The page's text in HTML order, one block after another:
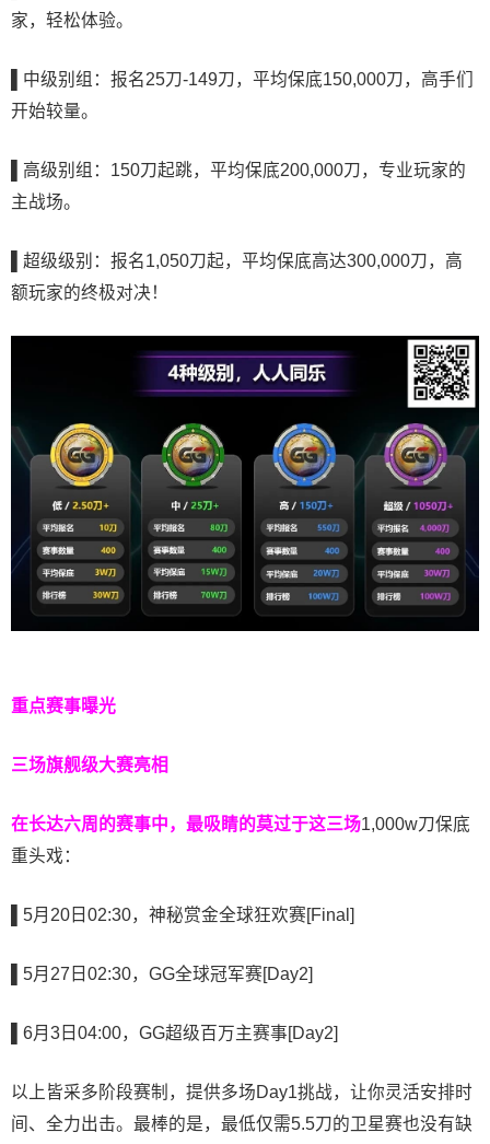
家，轻松体验。
▌中级别组：报名25刀-149刀，平均保底150,000刀，高手们
开始较量。
▌高级别组： 150刀起跳，平均保底200,000刀，专业玩家的
主战场。
▌超级级别：报名1,050刀起，平均保底高达300,000刀，高
额玩家的终极对决！
重点赛事曝光
三场旗舰级大赛亮相
在长达六周的赛事中，最吸睛的莫过于这三场1,000w刀保底
重头戏：
▌5月20日02:30，神秘赏金全球狂欢赛[Final]
▌5月27日02:30，GG全球冠军赛[Day2]
▌6月3日04:00，GG超级百万主赛事[Day2]
以上皆采多阶段赛制，提供多场Day1挑战，让你灵活安排时
间、全力出击。最棒的是，最低仅需5.5刀的卫星赛也没有缺